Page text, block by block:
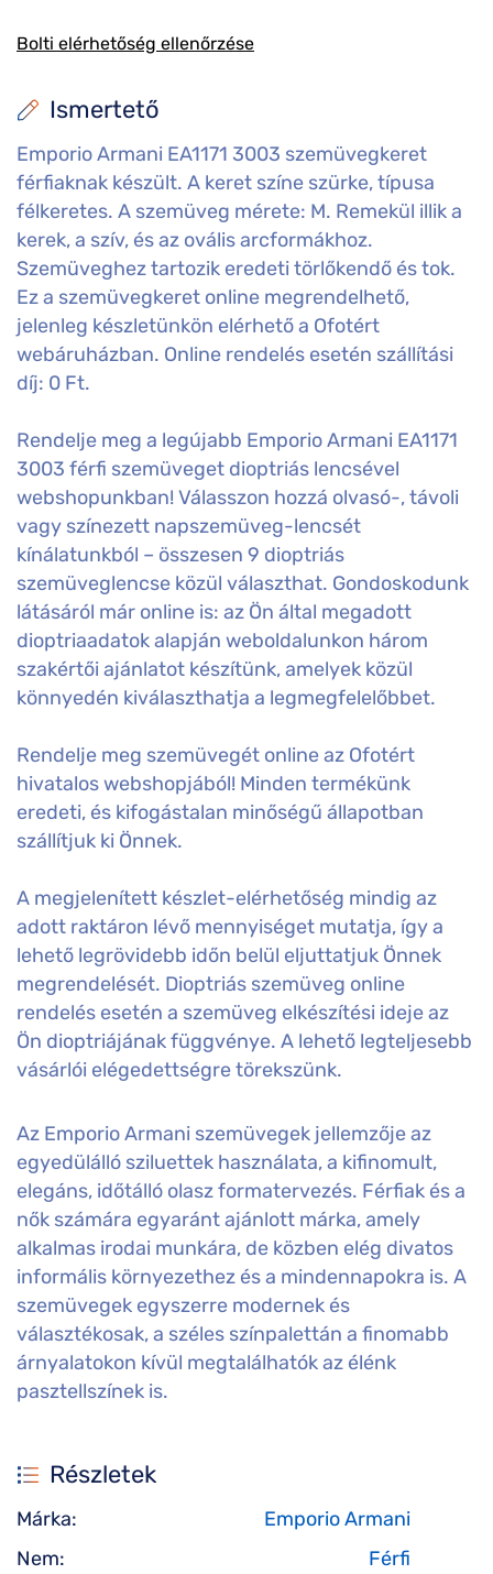
Ismertető
Emporio Armani EA1171 3003 szemüvegkeret
férfiaknak készült. A keret színe szürke, típusa
félkeretes. A szemüveg mérete: M. Remekül illik a
kerek, a szív, és az ovális arcformákhoz.
Szemüveghez tartozik eredeti törlőkendő és tok.
Ez a szemüvegkeret online megrendelhető,
jelenleg készletünkön elérhető a Ofotért
webáruházban. Online rendelés esetén szállítási
díj: 0 Ft.
Rendelje meg a legújabb Emporio Armani EA1171
3003 férfi szemüveget dioptriás lencsével
webshopunkban! Válasszon hozzá olvasó-, távoli
vagy színezett napszemüveg-lencsét
kínálatunkból – összesen 9 dioptriás
szemüveglencse közül választhat. Gondoskodunk
látásáról már online is: az Ön által megadott
dioptriaadatok alapján weboldalunkon három
szakértői ajánlatot készítünk, amelyek közül
könnyedén kiválaszthatja a legmegfelelőbbet.
Rendelje meg szemüvegét online az Ofotért
hivatalos webshopjából! Minden termékünk
eredeti, és kifogástalan minőségű állapotban
szállítjuk ki Önnek.
A megjelenített készlet-elérhetőség mindig az
adott raktáron lévő mennyiséget mutatja, így a
lehető legrövidebb időn belül eljuttatjuk Önnek
megrendelését. Dioptriás szemüveg online
rendelés esetén a szemüveg elkészítési ideje az
Ön dioptriájának függvénye. A lehető legteljesebb
vásárlói elégedettségre törekszünk.
Az Emporio Armani szemüvegek jellemzője az
egyedülálló sziluettek használata, a kifinomult,
elegáns, időtálló olasz formatervezés. Férfiak és a
nők számára egyaránt ajánlott márka, amely
alkalmas irodai munkára, de közben elég divatos
informális környezethez és a mindennapokra is. A
szemüvegek egyszerre modernek és
választékosak, a széles színpalettán a finomabb
árnyalatokon kívül megtalálhatók az élénk
pasztellszínek is.
Részletek
Márka:
Emporio Armani
Nem:
Férfi
Bolti elérhetőség ellenőrzése